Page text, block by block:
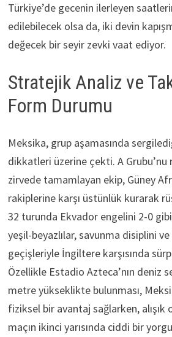
Türkiye’de gecenin ilerleyen
edilebilecek olsa da, iki devin
değecek bir seyir zevki vaat ediyor.
Stratejik Analiz ve
Form Durumu
Meksika, grup aşamasında
dikkatleri üzerine çekti. A
zirvede tamamlayan ekip, Güney
rakiplerine karşı üstünlük kurarak
32 turunda Ekvador engelini 2-0
yeşil-beyazlılar, savunma disiplini ve
geçişleriyle İngiltere karşısında
Özellikle Estadio Azteca’nın deniz
metre yükseklikte bulunması,
fiziksel bir avantaj sağlarken,
maçın ikinci yarısında ciddi bir